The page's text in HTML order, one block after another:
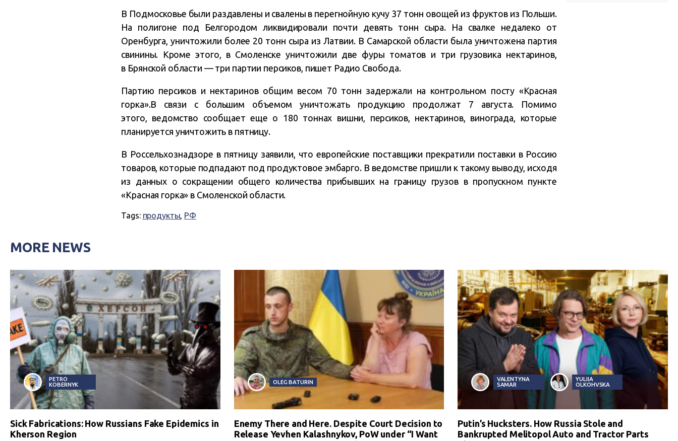
В Подмосковье были раздавлены и свалены в перегнойную кучу 37 тонн овощей из фруктов из Польши.
На полигоне под Белгородом ликвидировали почти девять тонн сыра. На свалке недалеко от
Оренбурга, уничтожили более 20 тонн сыра из Латвии. В Самарской области была уничтожена партия
свинины. Кроме этого, в Смоленске уничтожили две фуры томатов и три грузовика нектаринов,
в Брянской области — три партии персиков, пишет Радио Свобода.
Партию персиков и нектаринов общим весом 70 тонн задержали на контрольном посту «Красная
горка».В связи с большим объемом уничтожать продукцию продолжат 7 августа. Помимо
этого, ведомство сообщает еще о 180 тоннах вишни, персиков, нектаринов, винограда, которые
планируется уничтожить в пятницу.
В Россельхознадзоре в пятницу заявили, что европейские поставщики прекратили поставки в Россию
товаров, которые подпадают под продуктовое эмбарго. В ведомстве пришли к такому выводу, исходя
из данных о сокращении общего количества прибывших на границу грузов в пропускном пункте
«Красная горка» в Смоленской области.
Tags: продукты, РФ
MORE NEWS
PETRO
KOBERNYK
Sick Fabrications: How Russians Fake Epidemics in
Kherson Region
OLEG BATURIN
Enemy There and Here. Despite Court Decision to
Release Yevhen Kalashnykov, PoW under “I Want
VALENTYNA
SAMAR
YULIIA
OLKOHVSKA
Putin’s Hucksters. How Russia Stole and
Bankrupted Melitopol Auto and Tractor Parts